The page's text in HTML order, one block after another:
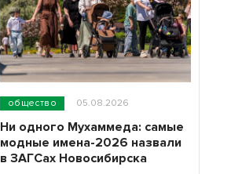
общество 05.08.2026
Ни одного Мухаммеда: самые
модные имена-2026 назвали
в ЗАГСах Новосибирска